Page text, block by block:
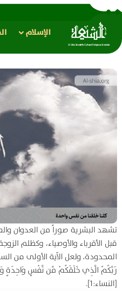
الإسلام
تشهد البشرية صوراً من العدوان
قبل الأقرباء والأوصياء، وكظلم
المحدودة، ولعل الآية الأولى من
رَبَّكُمُ الَّذِي خَلَقَكُمْ مِّن نَّفْسٍ وَاحِدَةٍ
[النساء:1].